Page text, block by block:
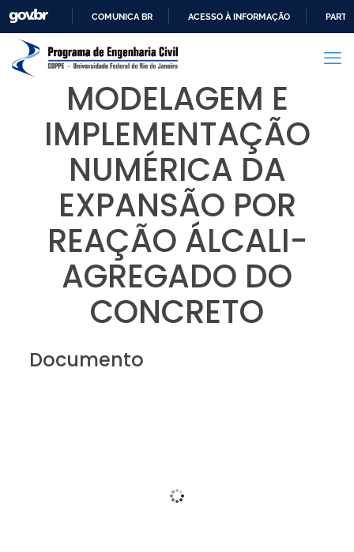
PARA
CONTEÚDO
COMUNICA BR ACESSO À INFORMAÇÃO
MODELAGEM E
IMPLEMENTAÇÃO
NUMÉRICA DA
EXPANSÃO POR
REAÇÃO ÁLCALI-
AGREGADO DO
CONCRETO
Documento